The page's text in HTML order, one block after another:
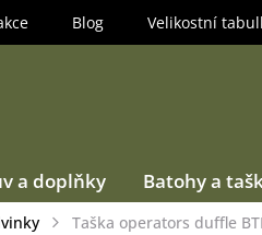
Blog Velikostní
a doplňky Batohy a
Taška operators duffle